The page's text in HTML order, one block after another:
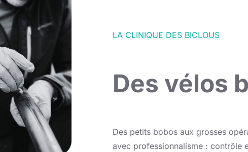
LA CLINIQUE DES BICLOUS
Des vélos
Des petits bobos aux grosses
avec professionnalisme : contrôle